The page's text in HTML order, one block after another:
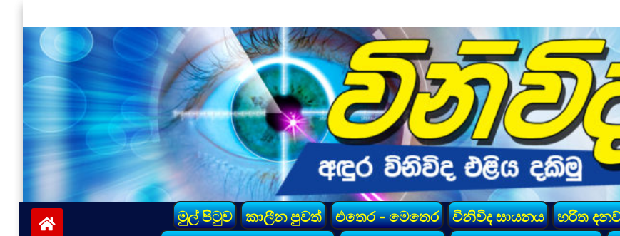
to
content
vinivida.lk
මුල් පිටුව කාලීන පුවත් එතෙර - මෙතෙර විනිවිද සායනය හරිත